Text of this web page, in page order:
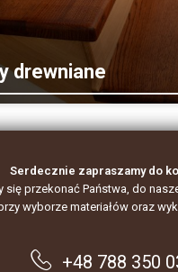
drewniane
Serdecznie zapraszamy do
się przekonać Państwa, do
wyborze materiałów oraz
+48 788 350